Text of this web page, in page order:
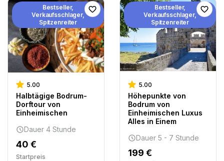
Bestseller,
Verkaufsschlager,
Spitzenreiter
5.00
Halbtägige Bodrum-
Dorftour von
Einheimischen
Dauer 4 Stunde
40 €
Startpreis
Bestseller,
Verkaufsschlager,
Spitzenreiter
5.00
Höhepunkte von
Bodrum von
Einheimischen Luxus
Alles in Einem
Dauer 5 - 7 Stunde
199 €